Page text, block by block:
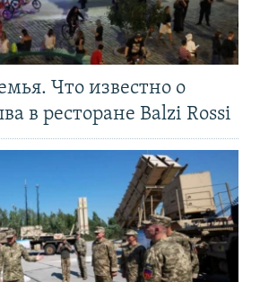
Что известно о
в ресторане Balzi Rossi